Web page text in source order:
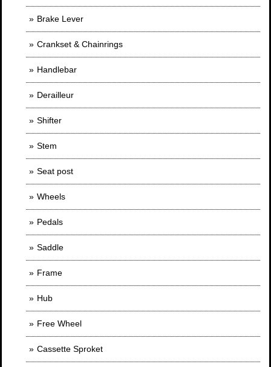
Brake Lever
Crankset & Chainrings
Handlebar
Derailleur
Shifter
Stem
Seat post
Wheels
Pedals
Saddle
Frame
Hub
Free Wheel
Cassette Sproket